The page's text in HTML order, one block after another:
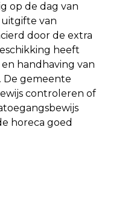
op de dag van
van
door de extra
heeft
handhaving van
De gemeente
controleren of
horeca goed